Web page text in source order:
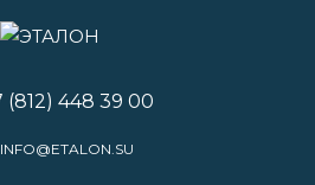
(812) 448 39 00
INFO@ETALON.SU